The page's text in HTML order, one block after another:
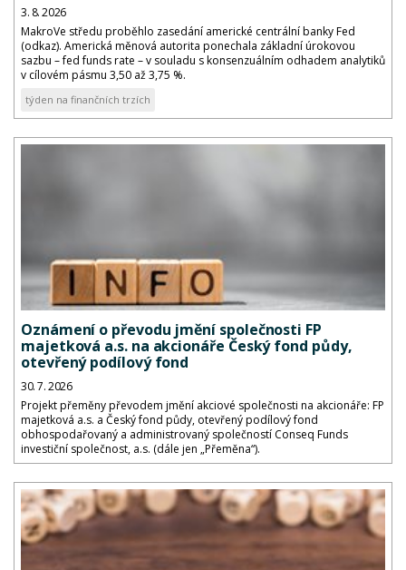
3. 8. 2026
MakroVe středu proběhlo zasedání americké centrální banky Fed
(odkaz). Americká měnová autorita ponechala základní úrokovou
sazbu – fed funds rate – v souladu s konsenzuálním odhadem analytiků
v cílovém pásmu 3,50 až 3,75 %.
týden na finančních trzích
Oznámení o převodu jmění společnosti FP
majetková a.s. na akcionáře Český fond půdy,
otevřený podílový fond
30. 7. 2026
Projekt přeměny převodem jmění akciové společnosti na akcionáře: FP
majetková a.s. a Český fond půdy, otevřený podílový fond
obhospodařovaný a administrovaný společností Conseq Funds
investiční společnost, a.s. (dále jen „Přeměna“).